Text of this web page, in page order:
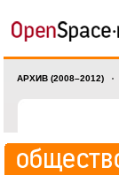
АРХИВ (2008–2012)